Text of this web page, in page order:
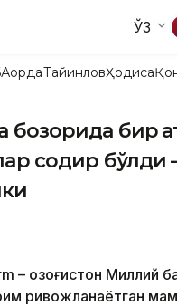
ЎЗ
АқордаТайинловҲодиса
бозорида бир
содир бўлди
– Қозоғистон Миллий
ривожланаётган